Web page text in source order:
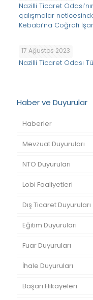
Nazilli Ticaret
çalışmalar
Kebabı’na Coğrafi
17 Ağustos 2023
Nazilli Ticaret Odası
Haber ve Duyurular
Haberler
Mevzuat Duyuruları
NTO Duyuruları
Lobi Faaliyetleri
Dış Ticaret Duyuruları
Eğitim Duyuruları
Fuar Duyuruları
İhale Duyuruları
Başarı Hikayeleri